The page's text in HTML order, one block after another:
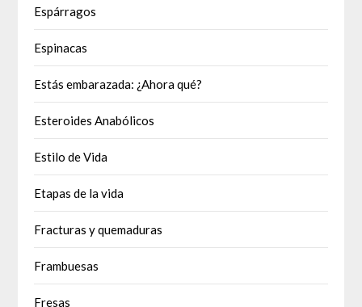
Espárragos
Espinacas
Estás embarazada: ¿Ahora qué?
Esteroides Anabólicos
Estilo de Vida
Etapas de la vida
Fracturas y quemaduras
Frambuesas
Fresas